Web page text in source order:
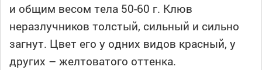
и общим весом тела 50-60 г. Клюв
неразлучников толстый, сильный и сильно
загнут. Цвет его у одних видов красный, у
других – желтоватого оттенка.